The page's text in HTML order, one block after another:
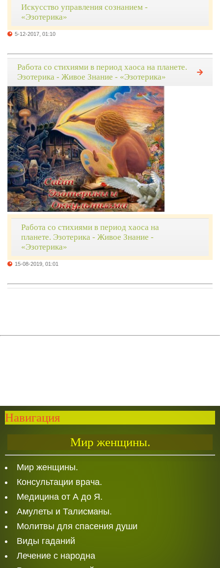
Искусство управления сознанием -
«Эзотерика»
5-12-2017, 01:10
Работа со стихиями в период хаоса на планете.
Эзотерика - Живое Знание - «Эзотерика»
Работа со стихиями в период хаоса на
планете. Эзотерика - Живое Знание -
«Эзотерика»
15-08-2019, 01:01
Навигация
Мир женщины.
Мир женщины.
Консультации врача.
Медицина от А до Я.
Амулеты и Талисманы.
Молитвы для спасения души
Виды гаданий
Лечение с народна